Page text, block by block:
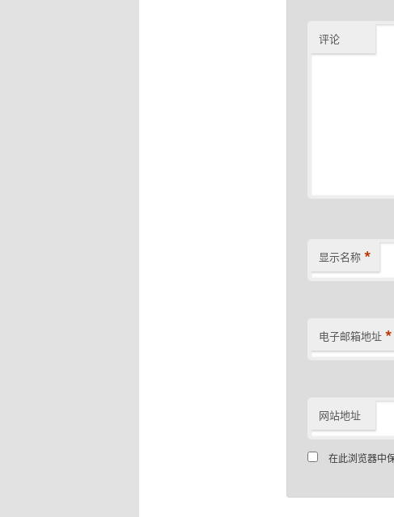
评论
显示名称 *
电子邮箱地址 *
网站地址
在此浏览器中